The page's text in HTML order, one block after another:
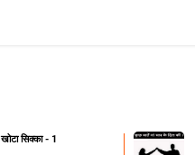
खोटा सिक्का - 1